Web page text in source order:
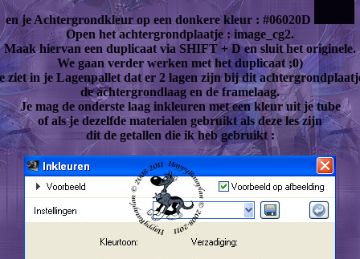
en je Achtergrondkleur op een donkere kleur : #06020D
Open het achtergrondplaatje : image_cg2.
Maak hiervan een duplicaat via SHIFT + D en sluit het originele.
We gaan verder werken met het duplicaat ;0)
ziet in je Lagenpallet dat er 2 lagen zijn bij dit
de achtergrondlaag en de framelaag.
Je mag de onderste laag inkleuren met een kleur uit je tube
of als je dezelfde materialen gebruikt als deze les zijn
dit de getallen die ik heb gebruikt :